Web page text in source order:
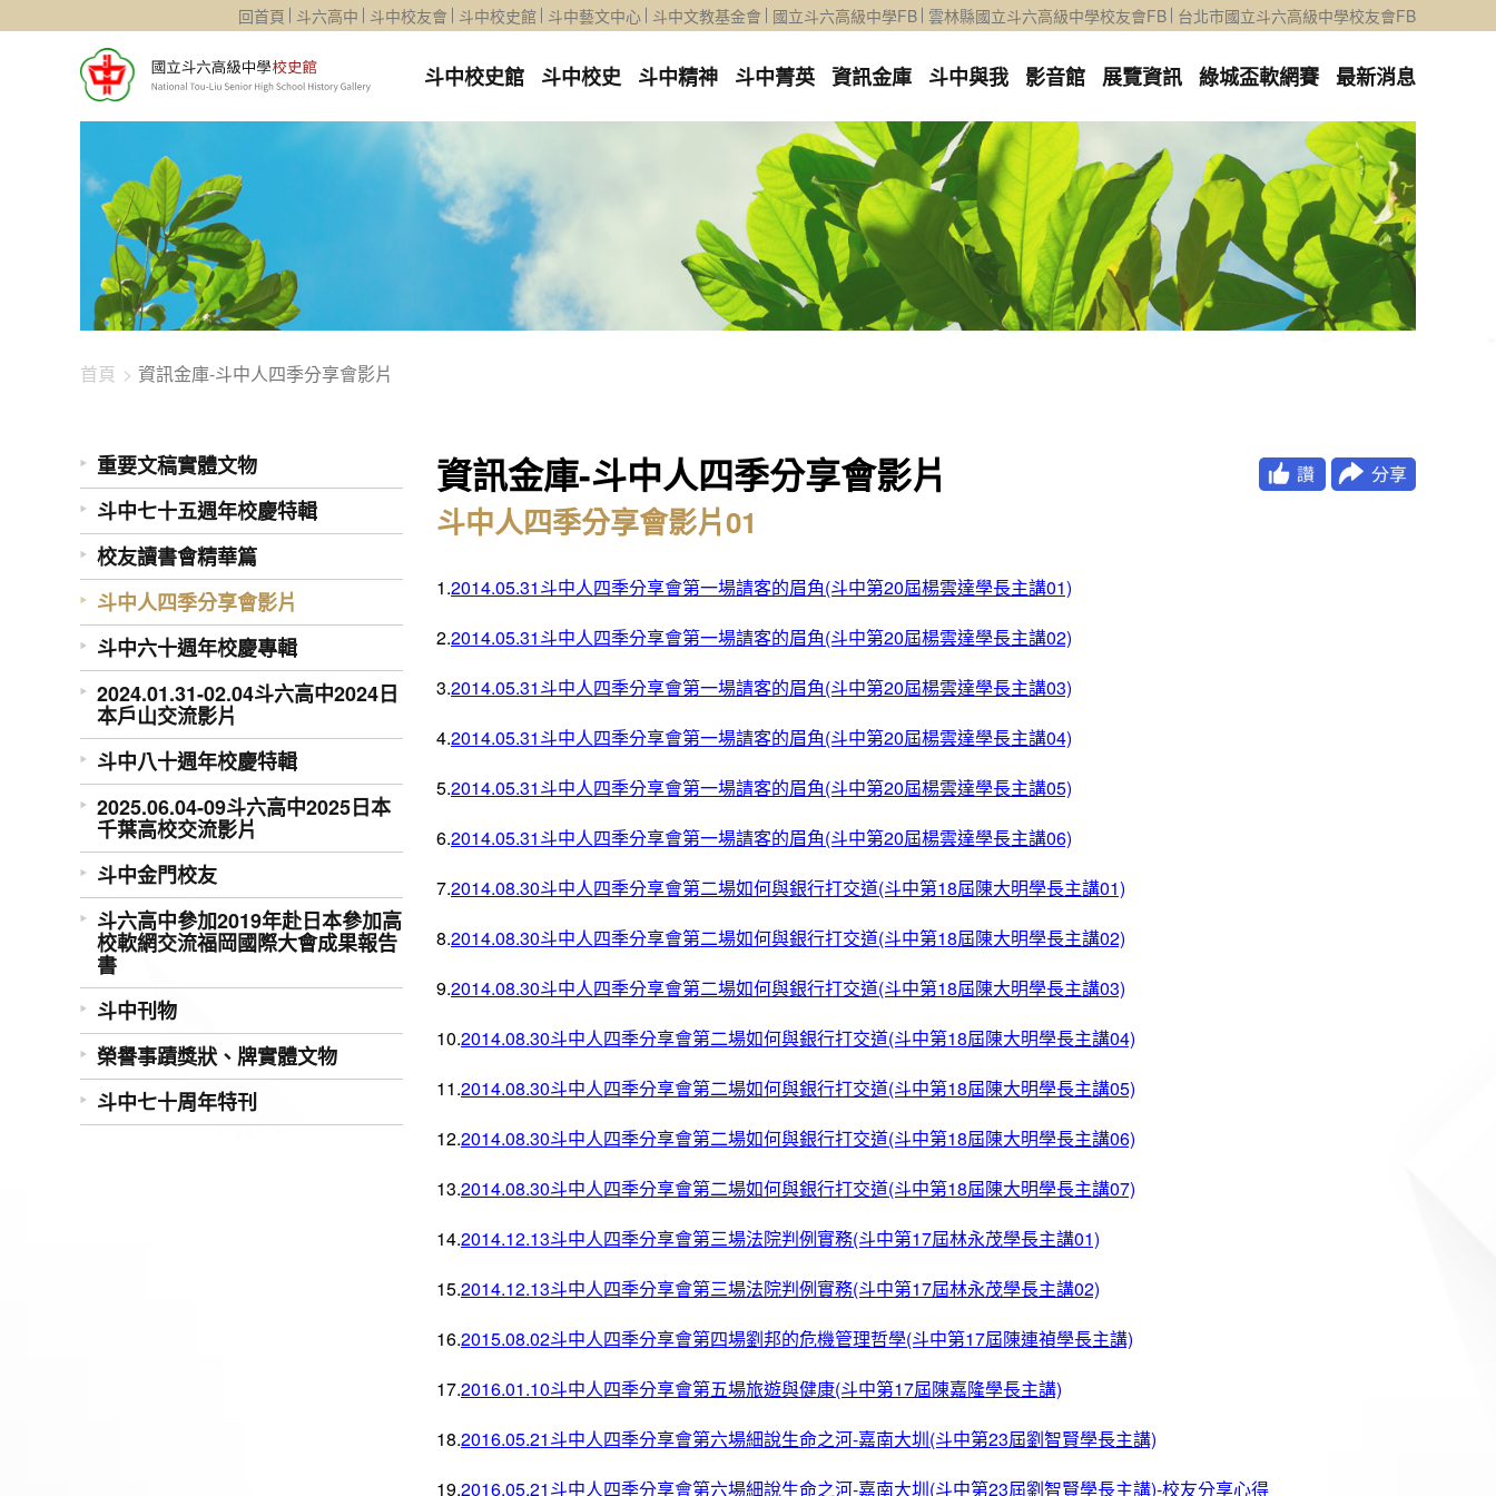
回首頁 斗六高中 斗中校友會 斗中校史館 斗中藝文中心 斗中文教基金會 國立斗六高級中學FB 雲林縣國立斗六高級中學校友會FB 台北市國立斗六高級中學校友會FB
斗中校史館 斗中校史 斗中精神 斗中菁英 資訊金庫 斗中與我 影音館 展覽資訊 綠城盃軟網賽 最新消息
首頁 資訊金庫-斗中人四季分享會影片
重要文稿實體文物
斗中七十五週年校慶特輯
校友讀書會精華篇
斗中人四季分享會影片
斗中六十週年校慶專輯
2024.01.31-02.04斗六高中2024日
本戶山交流影片
斗中八十週年校慶特輯
2025.06.04-09斗六高中2025日本
千葉高校交流影片
斗中金門校友
斗六高中參加2019年赴日本參加高
校軟網交流福岡國際大會成果報告
書
斗中刊物
榮譽事蹟獎狀、牌實體文物
斗中七十周年特刊
資訊金庫-斗中人四季分享會影片
斗中人四季分享會影片01
1.2014.05.31斗中人四季分享會第一場請客的眉角(斗中第20屆楊雲達學長主講01)
2.2014.05.31斗中人四季分享會第一場請客的眉角(斗中第20屆楊雲達學長主講02)
3.2014.05.31斗中人四季分享會第一場請客的眉角(斗中第20屆楊雲達學長主講03)
4.2014.05.31斗中人四季分享會第一場請客的眉角(斗中第20屆楊雲達學長主講04)
5.2014.05.31斗中人四季分享會第一場請客的眉角(斗中第20屆楊雲達學長主講05)
6.2014.05.31斗中人四季分享會第一場請客的眉角(斗中第20屆楊雲達學長主講06)
7.2014.08.30斗中人四季分享會第二場如何與銀行打交道(斗中第18屆陳大明學長主講01)
8.2014.08.30斗中人四季分享會第二場如何與銀行打交道(斗中第18屆陳大明學長主講02)
9.2014.08.30斗中人四季分享會第二場如何與銀行打交道(斗中第18屆陳大明學長主講03)
10.2014.08.30斗中人四季分享會第二場如何與銀行打交道(斗中第18屆陳大明學長主講04)
11.2014.08.30斗中人四季分享會第二場如何與銀行打交道(斗中第18屆陳大明學長主講05)
12.2014.08.30斗中人四季分享會第二場如何與銀行打交道(斗中第18屆陳大明學長主講06)
13.2014.08.30斗中人四季分享會第二場如何與銀行打交道(斗中第18屆陳大明學長主講07)
14.2014.12.13斗中人四季分享會第三場法院判例實務(斗中第17屆林永茂學長主講01)
15.2014.12.13斗中人四季分享會第三場法院判例實務(斗中第17屆林永茂學長主講02)
16.2015.08.02斗中人四季分享會第四場劉邦的危機管理哲學(斗中第17屆陳連禎學長主講)
17.2016.01.10斗中人四季分享會第五場旅遊與健康(斗中第17屆陳嘉隆學長主講)
18.2016.05.21斗中人四季分享會第六場細說生命之河-嘉南大圳(斗中第23屆劉智賢學長主講)
19.2016.05.21斗中人四季分享會第六場細說生命之河-嘉南大圳(斗中第23屆劉智賢學長主講)-校友分享心得